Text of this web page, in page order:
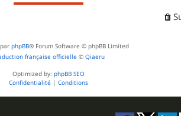
phpBB® Forum Software © phpBB Limited
française officielle © Qiaeru
Optimized by: phpBB SEO
Confidentialité | Conditions